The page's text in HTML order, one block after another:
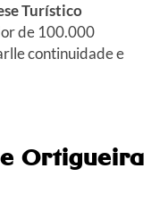
Turístico
de 100.000
continuidade e
Ortigueira